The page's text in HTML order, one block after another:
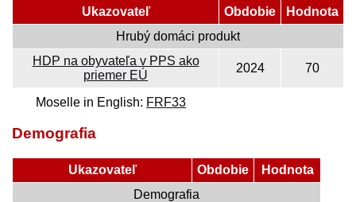
Ukazovateľ Obdobie
Hodnota
Hrubý domáci produkt
HDP na obyvateľa v PPS ako
priemer EÚ
2024 70
Moselle in English: FRF33
Demografia
Ukazovateľ Obdobie
Hodnota
Demografia